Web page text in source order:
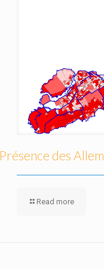
Présence des
Read more